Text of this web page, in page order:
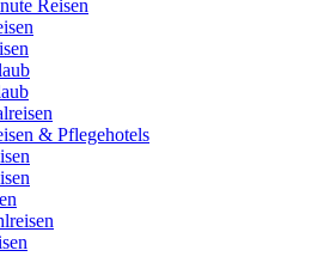
Reisen
& Pflegehotels